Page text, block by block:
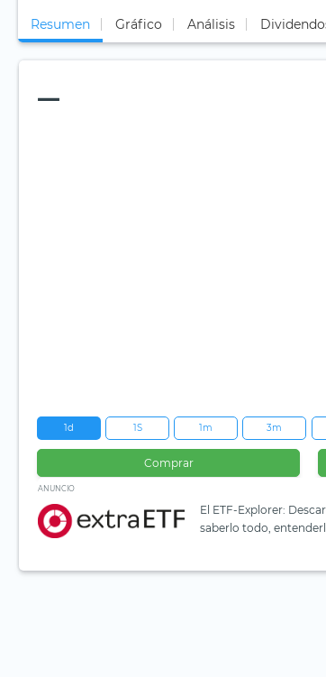
Resumen Gráfico Análisis
—
1d 1S 1m 3m
Comprar
ANUNCIO
El ETF-Explorer:
saberlo todo,